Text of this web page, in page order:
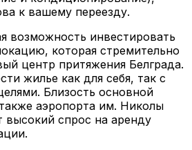
к вашему переезду.
возможность инвестировать
которая стремительно
центр притяжения Белграда.
жилье как для себя, так с
Близость основной
аэропорта им. Николы
высокий спрос на аренду